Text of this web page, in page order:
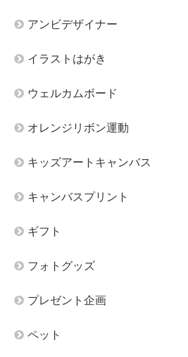
アンビデザイナー
イラストはがき
ウェルカムボード
オレンジリボン運動
キッズアートキャンバス
キャンバスプリント
ギフト
フォトグッズ
プレゼント企画
ペット